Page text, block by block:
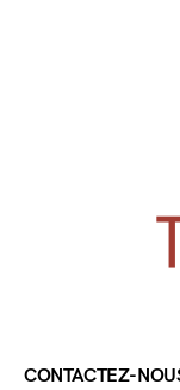
CONTACTEZ-